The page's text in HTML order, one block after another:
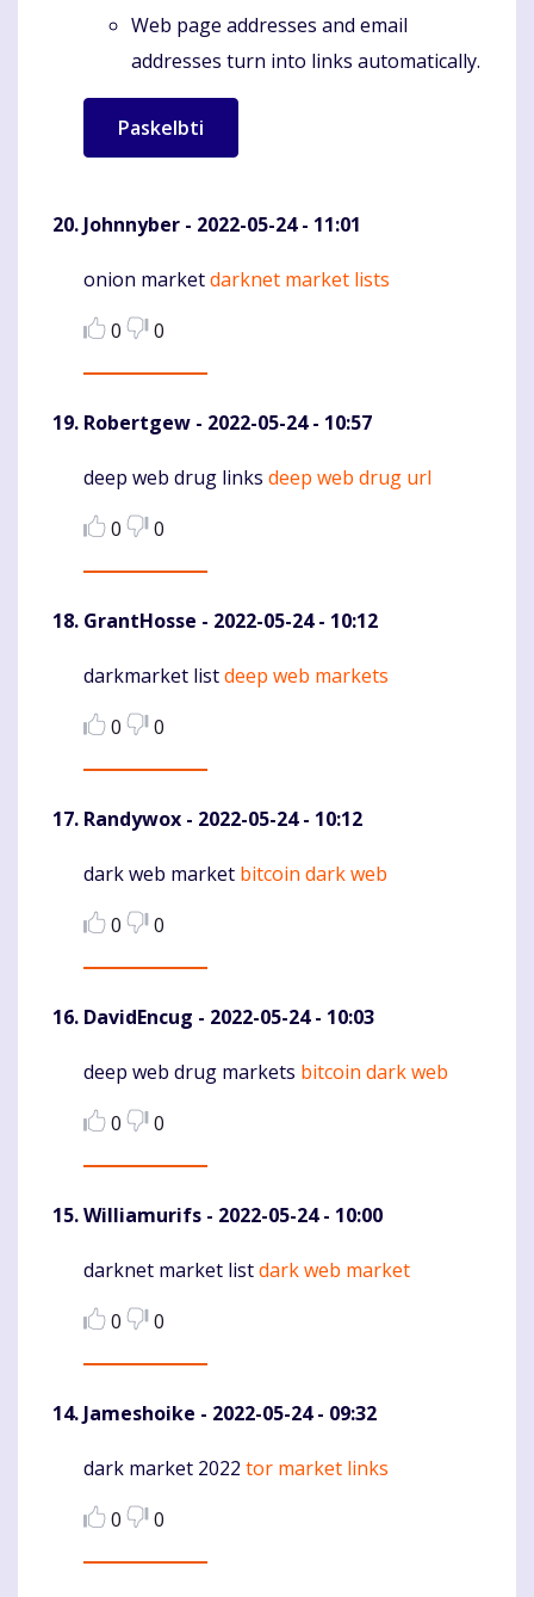
Web page addresses and email
addresses turn into links automatically.
Johnnyber - 2022-05-24 - 11:01
Komentaras
onion marketdarknet market lists
0
0
Robertgew - 2022-05-24 - 10:57
Komentaras
deep web drug links deep web drug url
0
0
GrantHosse - 2022-05-24 - 10:12
Komentaras
darkmarket listdeep web markets
0
0
Randywox - 2022-05-24 - 10:12
Komentaras
dark web market bitcoin dark web
0
0
DavidEncug - 2022-05-24 - 10:03
Komentaras
deep web drug markets bitcoin dark web
0
0
Williamurifs - 2022-05-24 - 10:00
Komentaras
darknet market listdark web market
0
0
Jameshoike - 2022-05-24 - 09:32
Komentaras
dark market 2022 tor market links
0
0